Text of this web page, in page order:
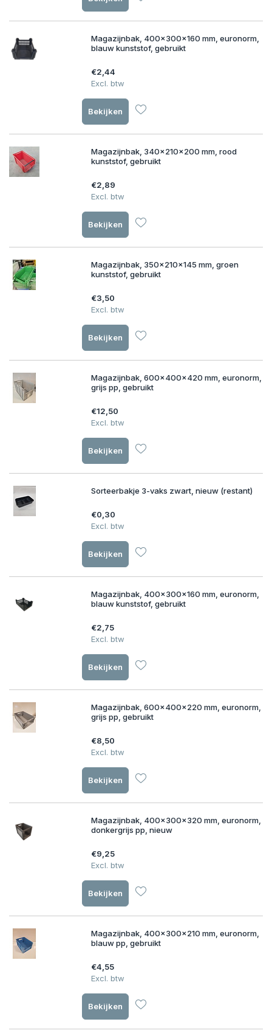
Magazijnbak, 400x300x160 mm, euronorm,
blauw kunststof, gebruikt
€2,44
Excl. btw
Bekijken
Magazijnbak, 340x210x200 mm, rood
kunststof, gebruikt
€2,89
Excl. btw
Bekijken
Magazijnbak, 350x210x145 mm, groen
kunststof, gebruikt
€3,50
Excl. btw
Bekijken
Magazijnbak, 600x400x420 mm, euronorm,
grijs pp, gebruikt
€12,50
Excl. btw
Bekijken
Sorteerbakje 3-vaks zwart, nieuw (restant)
€0,30
Excl. btw
Bekijken
Magazijnbak, 400x300x160 mm, euronorm,
blauw kunststof, gebruikt
€2,75
Excl. btw
Bekijken
Magazijnbak, 600x400x220 mm, euronorm,
grijs pp, gebruikt
€8,50
Excl. btw
Bekijken
Magazijnbak, 400x300x320 mm, euronorm,
donkergrijs pp, nieuw
€9,25
Excl. btw
Bekijken
Magazijnbak, 400x300x210 mm, euronorm,
blauw pp, gebruikt
€4,55
Excl. btw
Bekijken